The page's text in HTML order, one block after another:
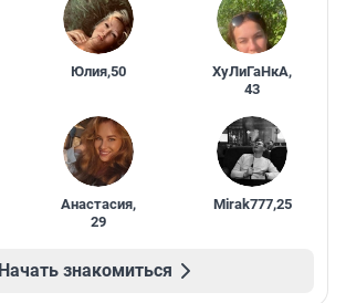
Юлия,50 ХуЛиГаНкА,
43
Анастасия,
29
Mirak777,25
Начать знакомиться